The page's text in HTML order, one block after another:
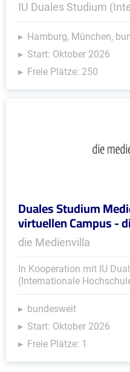
IU Duales Studium
Hamburg, München,
Start: Oktober 2026
Freie Plätze: 250
Duales Studium
virtuellen Campus -
die Medienvilla
In Kooperation mit IU
(Internationale
bundesweit
Start: Oktober 2026
Freie Plätze: 1